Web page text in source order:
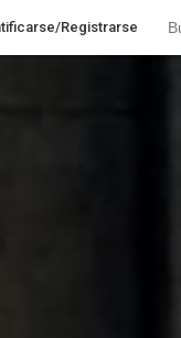
Registrarse